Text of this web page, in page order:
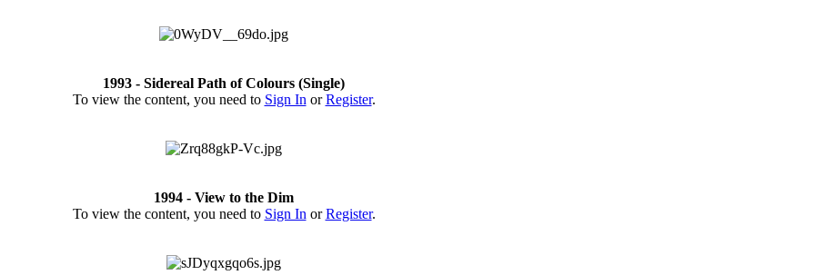
1993 - Sidereal Path of Colours (Single)
To view the content, you need to Sign In orRegister.
1994 - View to the Dim
To view the content, you need to Sign In orRegister.